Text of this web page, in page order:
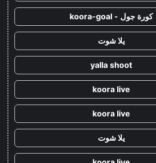
كورة جول - koora-goal
يلا شوت
yalla shoot
koora live
koora live
يلا شوت